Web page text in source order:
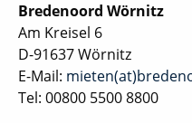
Bredenoord Wörnitz
Am Kreisel 6
D-91637 Wörnitz
E-Mail:
Tel: 00800 5500 8800